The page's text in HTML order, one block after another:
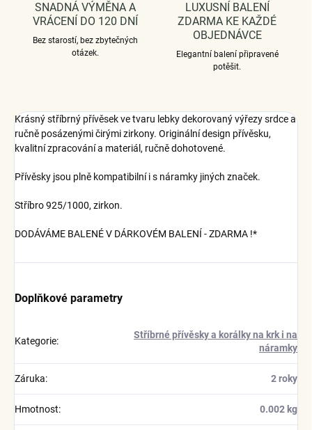
SNADNÁ VÝMĚNA A
VRÁCENÍ DO 120 DNÍ
Bez starostí, bez zbytečných
otázek.
LUXUSNÍ BALENÍ
ZDARMA KE KAŽDÉ
OBJEDNÁVCE
Elegantní balení připravené
potěšit.
Krásný stříbrný přívěsek ve tvaru lebky dekorovaný výřezy srdce a
ručně posázenými čirými zirkony. Originální design přívěsku,
kvalitní zpracování a materiál, ručně dohotovené.
Přívěsky jsou plně kompatibilní i s náramky jiných značek.
Stříbro 925/1000, zirkon.
DODÁVÁME BALENÉ V DÁRKOVÉM BALENÍ - ZDARMA !*
Doplňkové parametry
Kategorie:
Stříbrné přívěsky a korálky na krk i na
náramky
Záruka: 2 roky
Hmotnost: 0.002 kg